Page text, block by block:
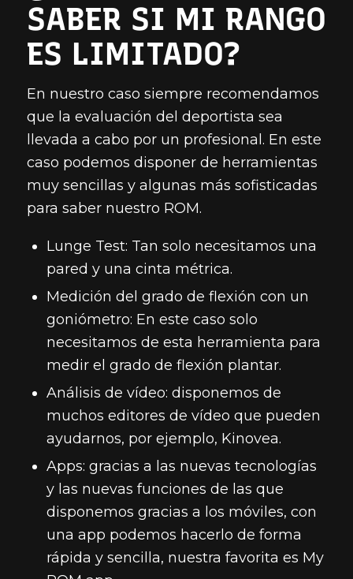
SABER SI MI RANGO
ES LIMITADO?
En nuestro caso siempre recomendamos
que la evaluación del deportista sea
llevada a cabo por un profesional. En este
caso podemos disponer de herramientas
muy sencillas y algunas más sofisticadas
para saber nuestro ROM.
Lunge Test: Tan solo necesitamos una
pared y una cinta métrica.
Medición del grado de flexión con un
goniómetro: En este caso solo
necesitamos de esta herramienta para
medir el grado de flexión plantar.
Análisis de vídeo: disponemos de
muchos editores de vídeo que pueden
ayudarnos, por ejemplo, Kinovea.
Apps: gracias a las nuevas tecnologías
y las nuevas funciones de las que
disponemos gracias a los móviles, con
una app podemos hacerlo de forma
rápida y sencilla, nuestra favorita es My